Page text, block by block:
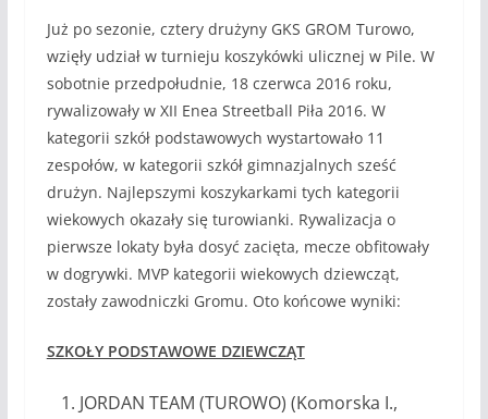
Już po sezonie, cztery drużyny GKS GROM Turowo,
wzięły udział w turnieju koszykówki ulicznej w Pile. W
sobotnie przedpołudnie, 18 czerwca 2016 roku,
rywalizowały w XII Enea Streetball Piła 2016. W
kategorii szkół podstawowych wystartowało 11
zespołów, w kategorii szkół gimnazjalnych sześć
drużyn. Najlepszymi koszykarkami tych kategorii
wiekowych okazały się turowianki. Rywalizacja o
pierwsze lokaty była dosyć zacięta, mecze obfitowały
w dogrywki. MVP kategorii wiekowych dziewcząt,
zostały zawodniczki Gromu. Oto końcowe wyniki:
SZKOŁY PODSTAWOWE DZIEWCZĄT
JORDAN TEAM (TUROWO) (Komorska I.,